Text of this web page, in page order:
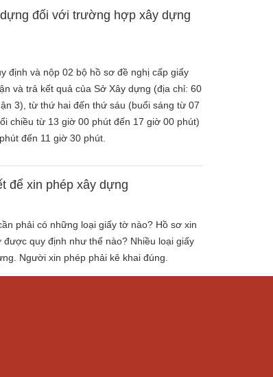
đối với trường hợp xây dựng
định và nộp 02 bộ hồ sơ đề nghị cấp giấy
và trả kết quả của Sở Xây dựng (địa chỉ: 60
3), từ thứ hai đến thứ sáu (buổi sáng từ 07
chiều từ 13 giờ 00 phút đến 17 giờ 00 phút)
đến 11 giờ 30 phút.
để xin phép xây dựng
phải có những loại giấy tờ nào? Hồ sơ xin
quy định như thế nào? Nhiều loại giấy
Người xin phép phải kê khai đúng.